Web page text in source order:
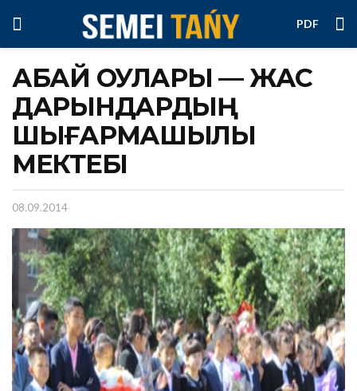
PDF
АБАЙ ОҚУЛАРЫ — ЖАС
ДАРЫНДАРДЫҢ
ШЫҒАРМАШЫЛЫҚ
МЕКТЕБІ
08.09.2014